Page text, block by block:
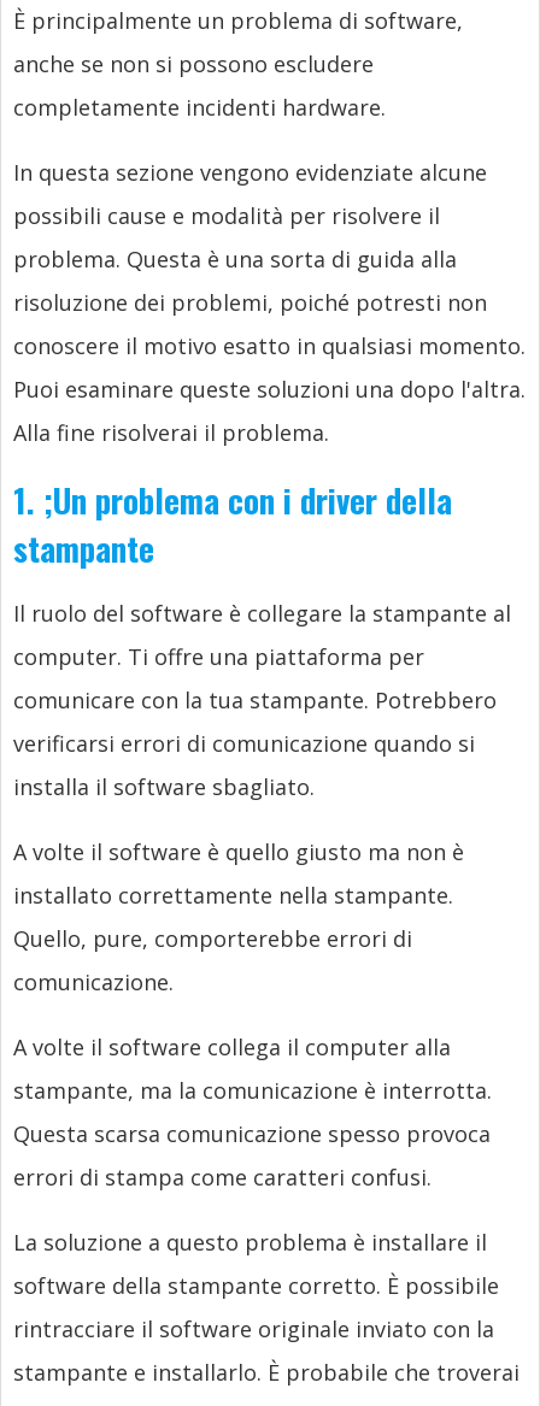
È principalmente un problema di software,
anche se non si possono escludere
completamente incidenti hardware.
In questa sezione vengono evidenziate alcune
possibili cause e modalità per risolvere il
problema. Questa è una sorta di guida alla
risoluzione dei problemi, poiché potresti non
conoscere il motivo esatto in qualsiasi momento.
Puoi esaminare queste soluzioni una dopo l'altra.
Alla fine risolverai il problema.
1. ;Un problema con i driver della
stampante
Il ruolo del software è collegare la stampante al
computer. Ti offre una piattaforma per
comunicare con la tua stampante. Potrebbero
verificarsi errori di comunicazione quando si
installa il software sbagliato.
A volte il software è quello giusto ma non è
installato correttamente nella stampante.
Quello, pure, comporterebbe errori di
comunicazione.
A volte il software collega il computer alla
stampante, ma la comunicazione è interrotta.
Questa scarsa comunicazione spesso provoca
errori di stampa come caratteri confusi.
La soluzione a questo problema è installare il
software della stampante corretto. È possibile
rintracciare il software originale inviato con la
stampante e installarlo. È probabile che troverai